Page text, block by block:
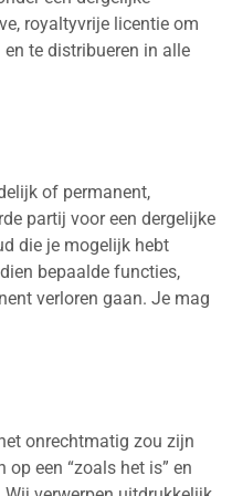
royaltyvrije licentie om
te distribueren in alle
of permanent,
partij voor een dergelijke
die je mogelijk hebt
bepaalde functies,
verloren gaan. Je mag
onrechtmatig zou zijn
een “zoals het is” en